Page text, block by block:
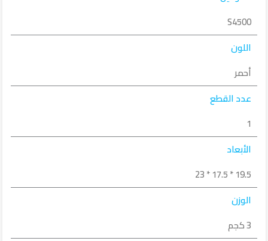
S4500
اللون
أحمر
عدد القطع
1
الأبعاد
19.5 * 17.5 * 23
الوزن
3 كجم